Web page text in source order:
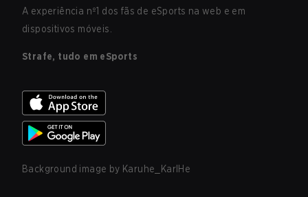
A experiência nº1 dos fãs de eSports na web e em
dispositivos móveis.
Strafe, tudo em eSports
Background image by Karuhe_KarlHe